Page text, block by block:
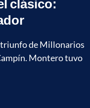
clásico:
triunfo de Millonarios
Montero tuvo